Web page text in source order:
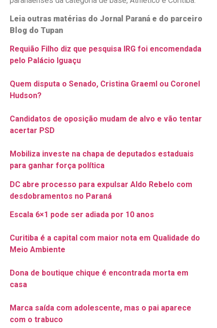
Leia outras matérias do Jornal Paraná e do parceiro
Blog do Tupan
Requião Filho diz que pesquisa IRG foi encomendada
pelo Palácio Iguaçu
Quem disputa o Senado, Cristina Graeml ou Coronel
Hudson?
Candidatos de oposição mudam de alvo e vão tentar
acertar PSD
Mobiliza investe na chapa de deputados estaduais
para ganhar força política
DC abre processo para expulsar Aldo Rebelo com
desdobramentos no Paraná
Escala 6×1 pode ser adiada por 10 anos
Curitiba é a capital com maior nota em Qualidade do
Meio Ambiente
Dona de boutique chique é encontrada morta em
casa
Marca saída com adolescente, mas o pai aparece
com o trabuco